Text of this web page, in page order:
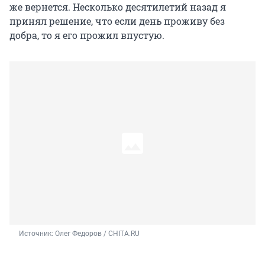
же вернется. Несколько десятилетий назад я
принял решение, что если день проживу без
добра, то я его прожил впустую.
Источник: Олег Федоров / CHITA.RU